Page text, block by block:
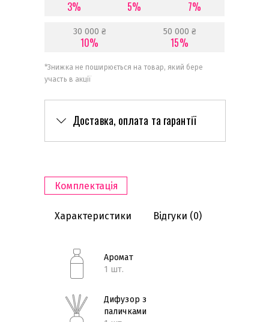
3% 5% 7%
30 000 ₴
10%
50 000 ₴
15%
*Знижка не поширюється на товар, який бере
участь в акції
Доставка, оплата та гарантії
Комплектація
Характеристики Відгуки (0)
Аромат
1 шт.
Дифузор з
паличками